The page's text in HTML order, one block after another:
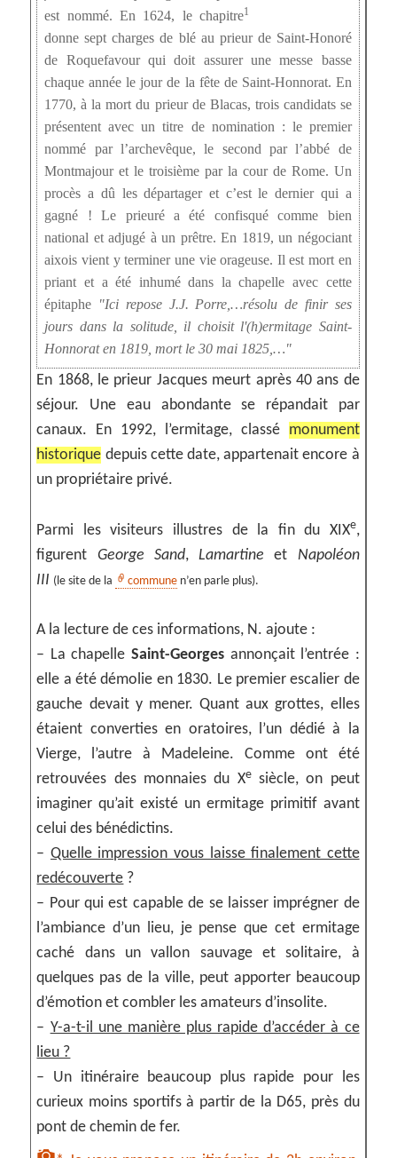
est nommé. En 1624, le chapitre1
donne sept charges de blé au prieur de Saint-Honoré
de Roquefavour qui doit assurer une messe basse
chaque année le jour de la fête de Saint-Honnorat. En
1770, à la mort du prieur de Blacas, trois candidats se
présentent avec un titre de nomination : le premier
nommé par l’archevêque, le second par l’abbé de
Montmajour et le troisième par la cour de Rome. Un
procès a dû les départager et c’est le dernier qui a
gagné ! Le prieuré a été confisqué comme bien
national et adjugé à un prêtre. En 1819, un négociant
aixois vient y terminer une vie orageuse. Il est mort en
priant et a été inhumé dans la chapelle avec cette
épitaphe
Ici repose J.J. Porre,…résolu de finir ses
jours dans la solitude, il choisit l'(h)ermitage Saint-
Honnorat en 1819, mort le 30 mai 1825,…
En 1868, le prieur Jacques meurt après 40 ans de
séjour. Une eau abondante se répandait par
canaux. En 1992, l’ermitage, classé monument
historique depuis cette date, appartenait encore à
un propriétaire privé.
Parmi les visiteurs illustres de la fin du XIXe,
figurent George Sand,Lamartine et Napoléon
III (le site de la commune n’en parle plus).
A la lecture de ces informations, N. ajoute :
– La chapelle Saint-Georges annonçait l’entrée :
elle a été démolie en 1830. Le premier escalier de
gauche devait y mener. Quant aux grottes, elles
étaient converties en oratoires, l’un dédié à la
Vierge, l’autre à Madeleine. Comme ont été
retrouvées des monnaies du Xesiècle, on peut
imaginer qu’ait existé un ermitage primitif avant
celui des bénédictins.
– Quelle impression vous laisse finalement cette
redécouverte ?
– Pour qui est capable de se laisser imprégner de
l’ambiance d’un lieu, je pense que cet ermitage
caché dans un vallon sauvage et solitaire, à
quelques pas de la ville, peut apporter beaucoup
d’émotion et combler les amateurs d’insolite.
– Y-a-t-il une manière plus rapide d’accéder à ce
lieu ?
– Un itinéraire beaucoup plus rapide pour les
curieux moins sportifs à partir de la D65, près du
pont de chemin de fer.